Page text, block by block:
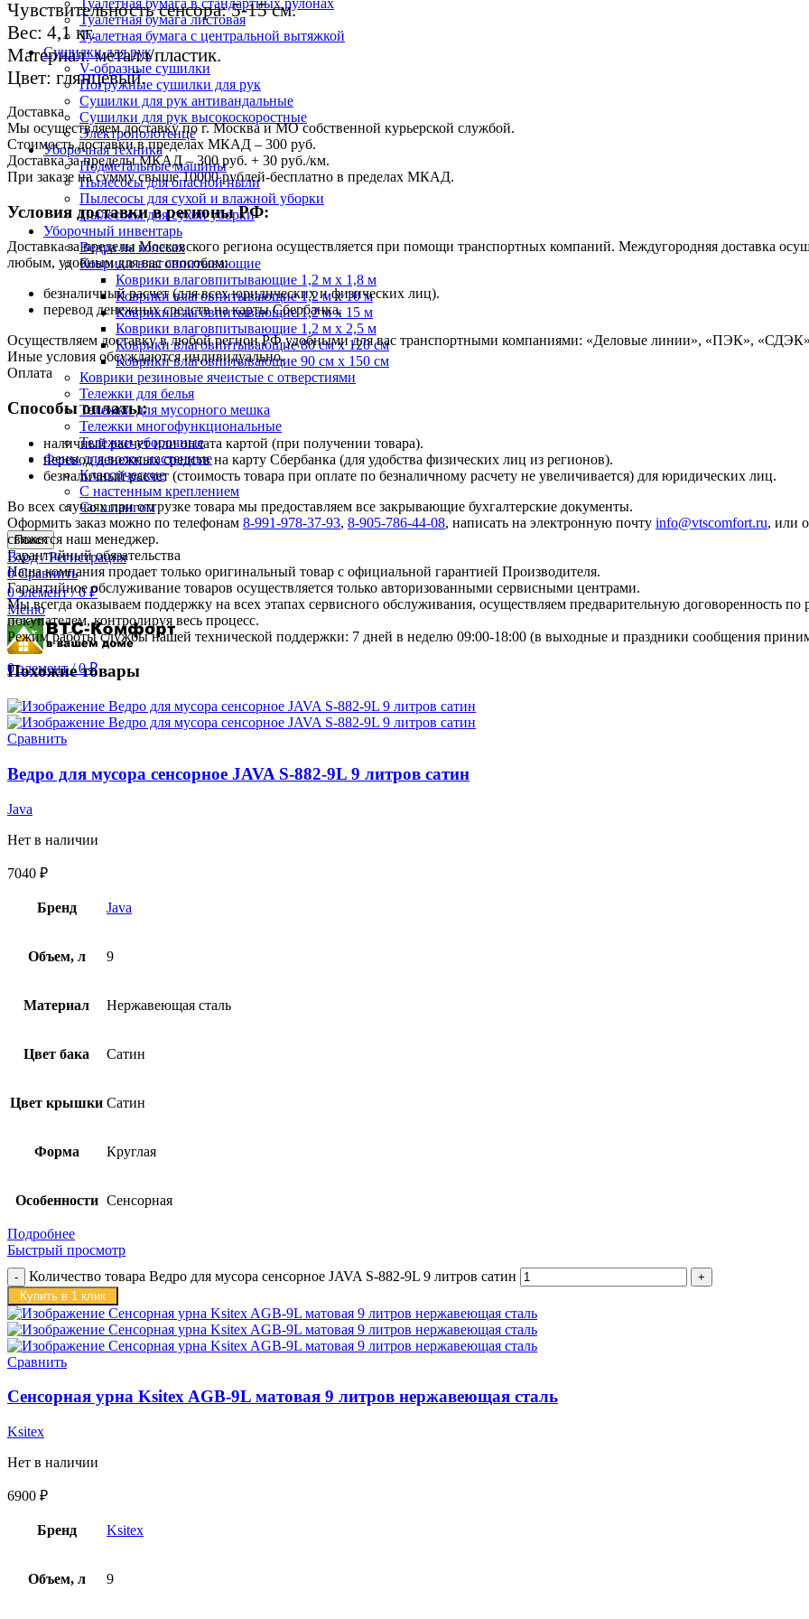
Туалетная бумага в стандартных рулонах
Туалетная бумага листовая
Туалетная бумага с центральной вытяжкой
Сушилки для рук
V-образные сушилки
Погружные сушилки для рук
Сушилки для рук антивандальные
Сушилки для рук высокоскоростные
Электрополотенце
Уборочная техника
Подметальные машины
Пылесосы для опасной пыли
Пылесосы для сухой и влажной уборки
Пылесосы для сухой уборки
Уборочный инвентарь
Ведра на колесах
Коврики влаговпитывающие
Коврики влаговпитывающие 1,2 м х 1,8 м
Коврики влаговпитывающие 1,2 м х 10 м
Коврики влаговпитывающие 1,2 м х 15 м
Коврики влаговпитывающие 1,2 м х 2,5 м
Коврики влаговпитывающие 80 см х 120 см
Коврики влаговпитывающие 90 см х 150 см
Коврики резиновые ячеистые с отверстиями
Тележки для белья
Тележки для мусорного мешка
Тележки многофункциональные
Тележки уборочные
Фены для волос настенные
Классические
С настенным креплением
Со шлангом
Поиск
Вход / Регистрация
0 Сравнить
0элемент / 0₽
Меню
0элемент / 0₽
Чувствительность сенсора: 5-15 см.
Вес: 4,1 кг.
Материал: металл/пластик.
Цвет: глянцевый.
Доставка
Мы осуществляем доставку по г. Москва и МО собственной курьерской службой.
Стоимость доставки в пределах МКАД – 300 руб.
Доставка за пределы МКАД – 300 руб. + 30 руб./км.
При заказе на сумму свыше 10000 рублей-бесплатно в пределах МКАД.
Условия доставки в регионы РФ:
Доставка за пределы Московского региона осуществляется при помощи транспортных компаний. Междугородняя доставка
любым, удобным для вас способом:
безналичный расчет (для всех юридических и физических лиц).
перевод денежных средств на карты Сбербанка.
Осуществляем доставку в любой регион РФ удобными для вас транспортными компаниями: «Деловые линии», «ПЭК»,
Иные условия обсуждаются индивидуально.
Оплата
Способы оплаты:
наличный расчет или оплата картой (при получении товара).
перевод денежных средств на карту Сбербанка (для удобства физических лиц из регионов).
безналичный расчет (стоимость товара при оплате по безналичному расчету не увеличивается) для юридических лиц.
Во всех случаях при отгрузке товара мы предоставляем все закрывающие бухгалтерские документы.
Оформить заказ можно по телефонам 8-991-978-37-93, 8-905-786-44-08, написать на электронную почту info@vtscomfort.ru, или
свяжется наш менеджер.
Гарантийный обязательства
Наша компания продает только оригинальный товар с официальной гарантией Производителя.
Гарантийное обслуживание товаров осуществляется только авторизованными сервисными центрами.
Мы всегда оказываем поддержку на всех этапах сервисного обслуживания, осуществляем предварительную договоренность
покупателем, контролируя весь процесс.
Режим работы службы нашей технической поддержки: 7 дней в неделю 09:00-18:00 (в выходные и праздники сообщения
Похожие товары
Сравнить
Ведро для мусора сенсорное JAVA S-882-9L 9 литров сатин
Java
Нет в наличии
7040 ₽
Бренд Java
Объем, л 9
Материал Нержавеющая сталь
Цвет бака Сатин
Цвет крышки Сатин
Форма Круглая
Особенности Сенсорная
Подробнее
Быстрый просмотр
Количество товара Ведро для мусора сенсорное JAVA S-882-9L 9 литров сатин
Купить в 1 клик
Сравнить
Сенсорная урна Ksitex AGB-9L матовая 9 литров нержавеющая сталь
Ksitex
Нет в наличии
6900 ₽
Бренд Ksitex
Объем, л 9